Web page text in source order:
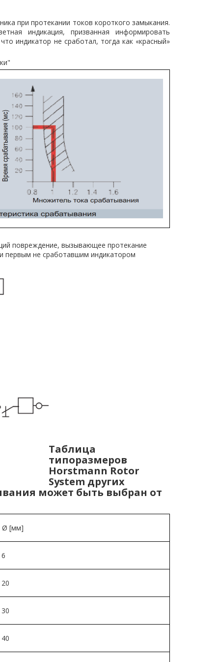
при протекании токов короткого замыкания.
индикация, призванная информировать
индикатор не сработал, тогда как «красный»
повреждение, вызывающее протекание
первым не сработавшим индикатором
Таблица
типоразмеров
Horstmann Rotor
System других
может быть выбран от
Ø [мм]